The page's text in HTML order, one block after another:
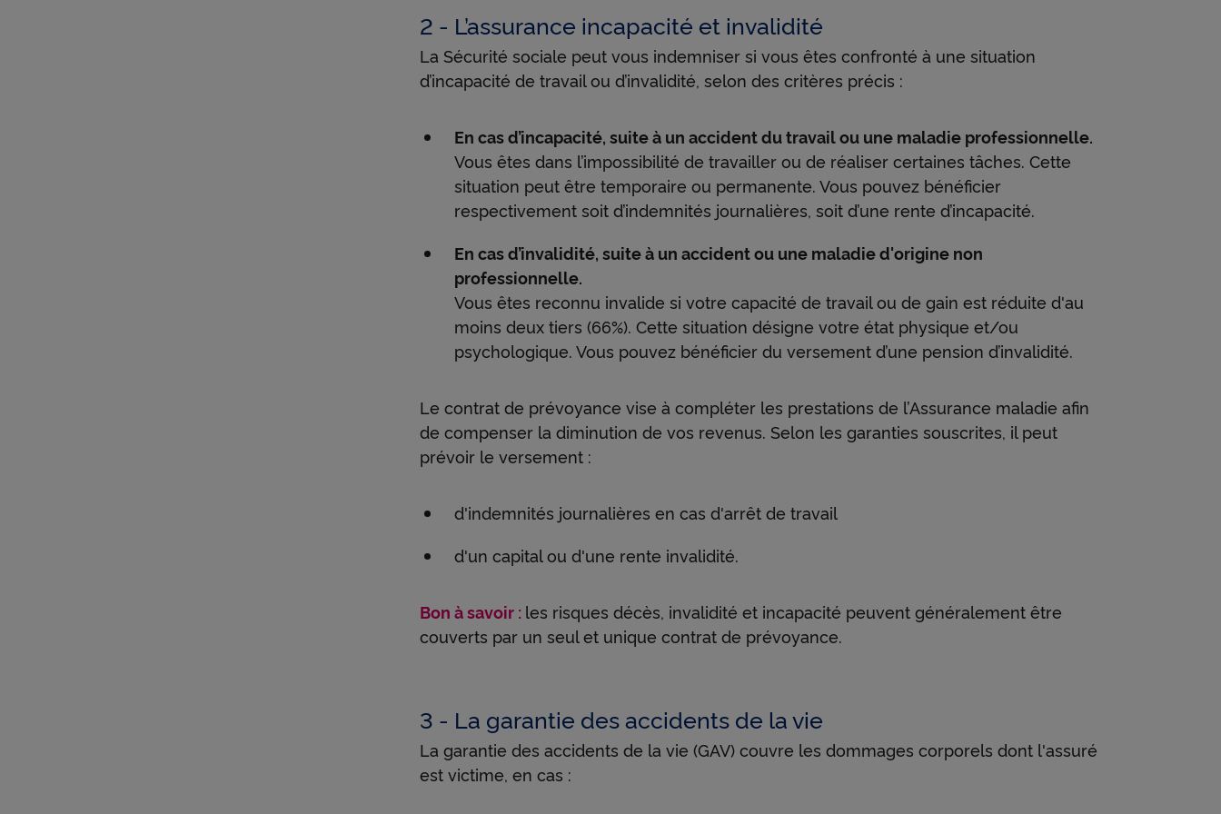
2 - L’assurance incapacité et invalidité
La Sécurité sociale peut vous indemniser si vous êtes confronté à une situation
d’incapacité de travail ou d’invalidité, selon des critères précis :
En cas d’incapacité, suite à un accident du travail ou une maladie professionnelle.
Vous êtes dans l’impossibilité de travailler ou de réaliser certaines tâches. Cette
situation peut être temporaire ou permanente. Vous pouvez bénéficier
respectivement soit d’indemnités journalières, soit d’une rente d’incapacité.
En cas d’invalidité, suite à un accident ou une maladie d'origine non
professionnelle.
Vous êtes reconnu invalide si votre capacité de travail ou de gain est réduite d'au
moins deux tiers (66%). Cette situation désigne votre état physique et/ou
psychologique. Vous pouvez bénéficier du versement d’une pension d’invalidité.
Le contrat de prévoyance vise à compléter les prestations de l’Assurance maladie afin
de compenser la diminution de vos revenus. Selon les garanties souscrites, il peut
prévoir le versement :
d'indemnités journalières en cas d'arrêt de travail
d'un capital ou d'une rente invalidité.
Bon à savoir : les risques décès, invalidité et incapacité peuvent généralement être
couverts par un seul et unique contrat de prévoyance.
3 - La garantie des accidents de la vie
La garantie des accidents de la vie (GAV) couvre les dommages corporels dont l'assuré
est victime, en cas :
Charte relative aux cookies
En cliquant sur « Continuer sans accepter » vous indiquez votre refus et seuls les
cookies nécessaires au bon fonctionnement du Site et/ou à vous apporter un
confort de navigation seront déposés.